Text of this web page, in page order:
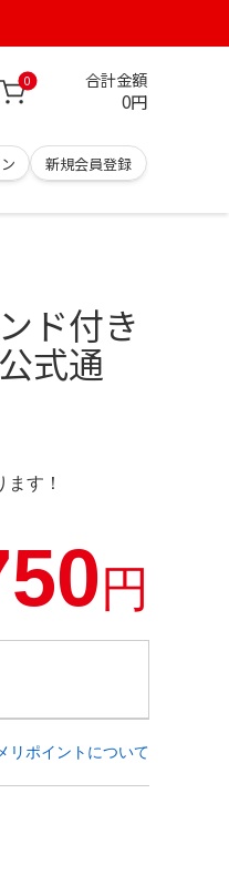
0 合計金額
0円
新規会員登録
ド付き
式通
す！
円
リポイントについて